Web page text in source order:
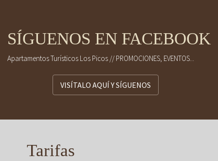
SÍGUENOS EN FACEBOOK
Apartamentos Turísticos Los Picos // PROMOCIONES, EVENTOS...
VISÍTALO AQUÍ Y SÍGUENOS
Tarifas